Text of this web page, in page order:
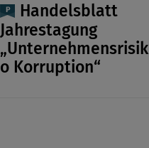
Handelsblatt
Jahrestagung
„Unternehmensrisik
o Korruption“